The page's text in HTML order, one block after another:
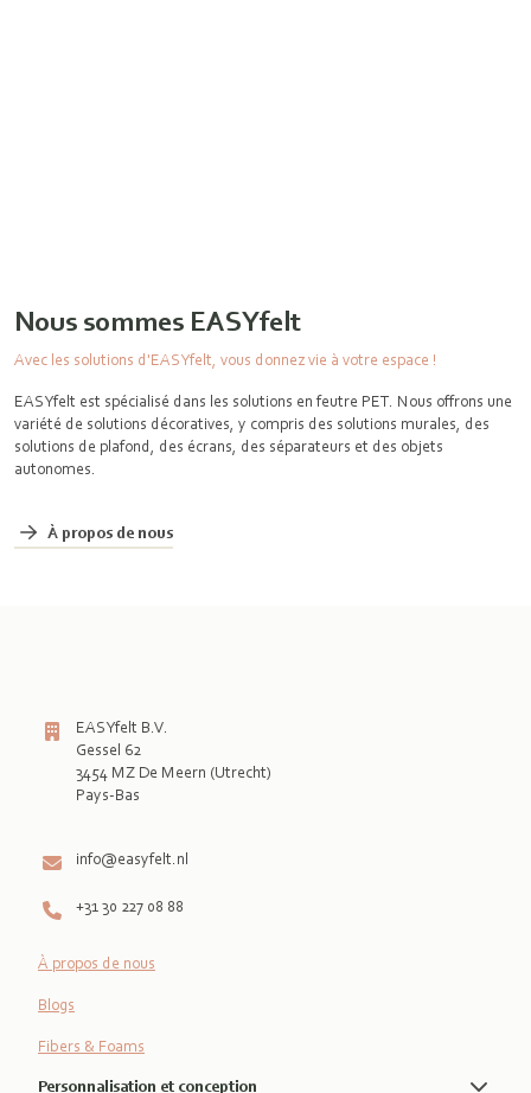
Nous sommes EASYfelt
Avec les solutions d'EASYfelt, vous donnez vie à votre espace !
EASYfelt est spécialisé dans les solutions en feutre PET. Nous offrons une
variété de solutions décoratives, y compris des solutions murales, des
solutions de plafond, des écrans, des séparateurs et des objets
autonomes.
À propos de nous
EASYfelt B.V.
Gessel 62
3454 MZ De Meern (Utrecht)
Pays-Bas
info@easyfelt.nl
+31 30 227 08 88
À propos de nous
Blogs
Fibers & Foams
Personnalisation et conception